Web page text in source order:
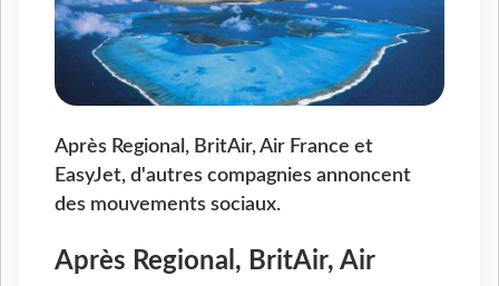
Après Regional, BritAir, Air France et
EasyJet, d'autres compagnies annoncent
des mouvements sociaux.
Après Regional, BritAir, Air